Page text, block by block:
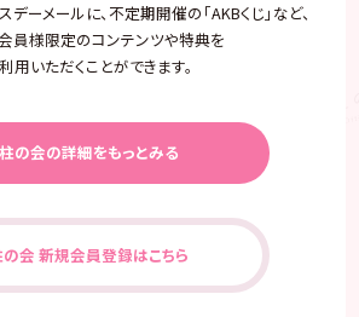
ーメールに、不定期開催の「AKBくじ」など、
員様限定のコンテンツや特典を
用いただくことができます。
柱の会の詳細をもっとみる
会 新規会員登録はこちら